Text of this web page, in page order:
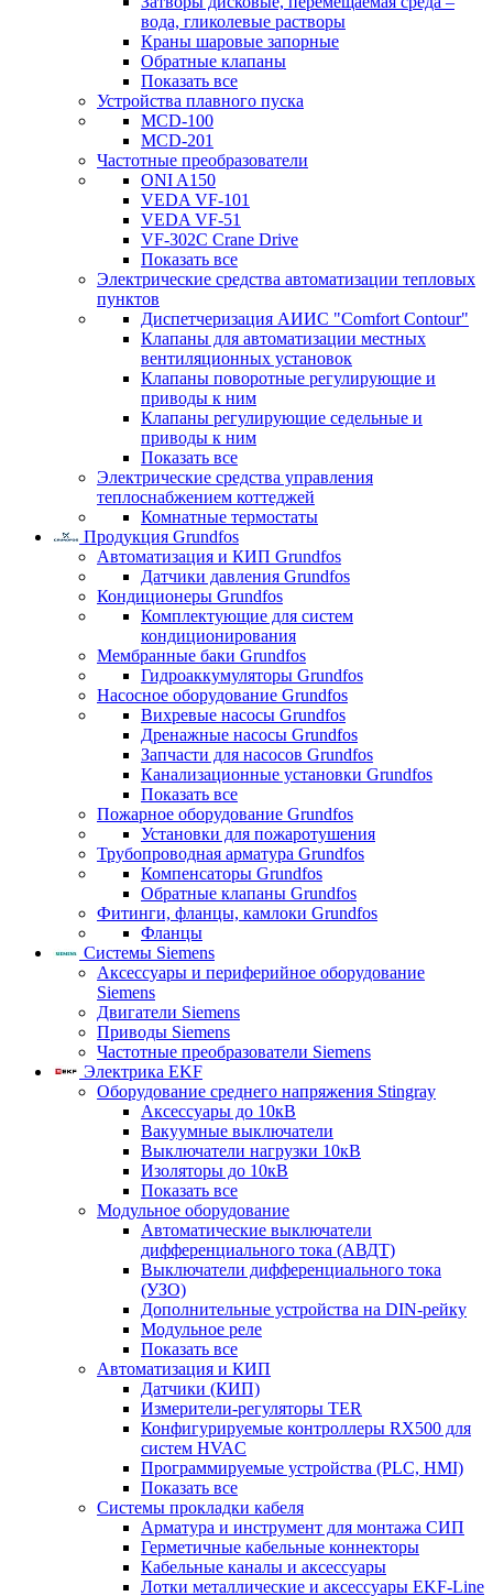
вода, гликолевые растворы
Краны шаровые запорные
Обратные клапаны
Показать все
Устройства плавного пуска
MCD-100
MCD-201
Частотные преобразователи
ONI A150
VEDA VF-101
VEDA VF-51
VF-302C Crane Drive
Показать все
Электрические средства автоматизации тепловых
пунктов
Диспетчеризация АИИС "Comfort Contour"
Клапаны для автоматизации местных
вентиляционных установок
Клапаны поворотные регулирующие и
приводы к ним
Клапаны регулирующие седельные и
приводы к ним
Показать все
Электрические средства управления
теплоснабжением коттеджей
Комнатные термостаты
Продукция Grundfos
Автоматизация и КИП Grundfos
Датчики давления Grundfos
Кондиционеры Grundfos
Комплектующие для систем
кондиционирования
Мембранные баки Grundfos
Гидроаккумуляторы Grundfos
Насосное оборудование Grundfos
Вихревые насосы Grundfos
Дренажные насосы Grundfos
Запчасти для насосов Grundfos
Канализационные установки Grundfos
Показать все
Пожарное оборудование Grundfos
Установки для пожаротушения
Трубопроводная арматура Grundfos
Компенсаторы Grundfos
Обратные клапаны Grundfos
Фитинги, фланцы, камлоки Grundfos
Фланцы
Системы Siemens
Аксессуары и периферийное оборудование
Siemens
Двигатели Siemens
Приводы Siemens
Частотные преобразователи Siemens
Электрика EKF
Оборудование среднего напряжения Stingray
Аксессуары до 10кВ
Вакуумные выключатели
Выключатели нагрузки 10кВ
Изоляторы до 10кВ
Показать все
Модульное оборудование
Автоматические выключатели
дифференциального тока (АВДТ)
Выключатели дифференциального тока
(УЗО)
Дополнительные устройства на DIN-рейку
Модульное реле
Показать все
Автоматизация и КИП
Датчики (КИП)
Измерители-регуляторы TER
Конфигурируемые контроллеры RX500 для
систем HVAC
Программируемые устройства (PLC, HMI)
Показать все
Системы прокладки кабеля
Арматура и инструмент для монтажа СИП
Герметичные кабельные коннекторы
Кабельные каналы и аксессуары
Лотки металлические и аксессуары EKF-Line